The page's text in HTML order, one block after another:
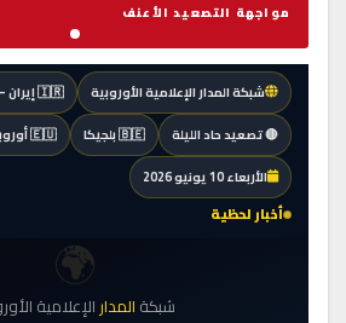
مواجهة التصعيد الأعنف
شبكة المدار الإعلامية الأوروبية
🇮🇷 إيران — اليوم 102
🔴 تصعيد حاد الليلة
🇧🇪 بلجيكا
🇪🇺 أوروبا
الأربعاء 10 يونيو 2026
أخبار لحظية
🌍 شبكةالمدارالإعلامية الأوروبية